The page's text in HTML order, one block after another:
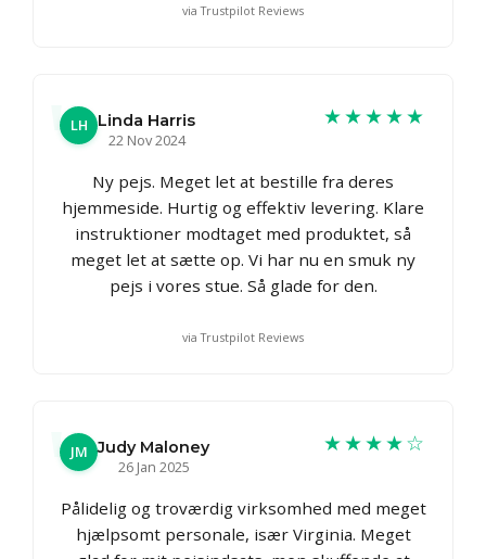
via Trustpilot Reviews
LH
Linda Harris
22 Nov 2024
★★★★★
Ny pejs. Meget let at bestille fra deres
hjemmeside. Hurtig og effektiv levering. Klare
instruktioner modtaget med produktet, så
meget let at sætte op. Vi har nu en smuk ny
pejs i vores stue. Så glade for den.
via Trustpilot Reviews
JM Judy Maloney
26 Jan 2025
★★★★☆
Pålidelig og troværdig virksomhed med meget
hjælpsomt personale, især Virginia. Meget